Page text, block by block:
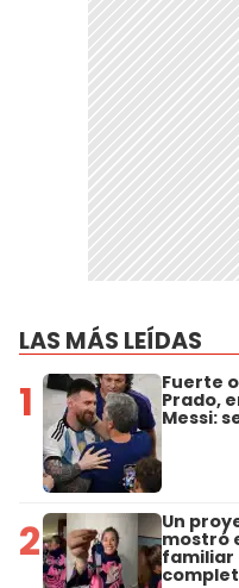
LAS MÁS LEÍDAS
1 Fuerte
Prado,
Messi:
2 Un
mostró
familiar